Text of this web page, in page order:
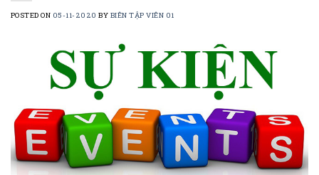
POSTED ON 05-11-2020 BY BIÊN TẬP VIÊN 01